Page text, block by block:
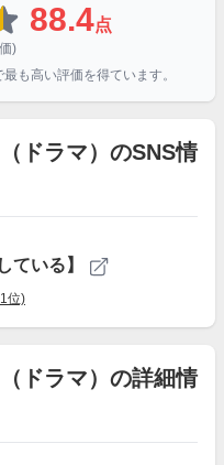
88.4点
)
最も高い評価を得ています。
ドラマ）のSNS情
ている】
位)
ドラマ）の詳細情